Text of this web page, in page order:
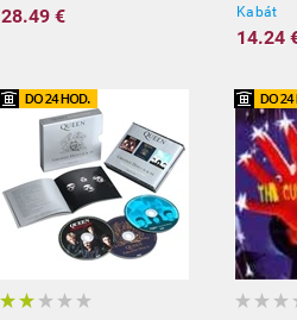
28.49 € Kabát
14.24